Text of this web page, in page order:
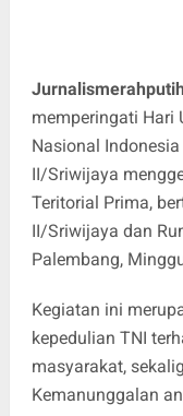
memperingati Hari
Nasional
II/Sriwijaya
Teritorial Prima,
II/Sriwijaya dan
Palembang,
Kegiatan ini
kepedulian TNI
masyarakat,
Kemanunggalan